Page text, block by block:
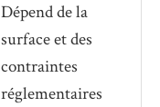
Dépend de la
surface et des
contraintes
réglementaires